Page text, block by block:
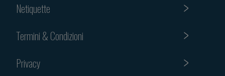
Netiquette
Termini & Condizioni
Privacy